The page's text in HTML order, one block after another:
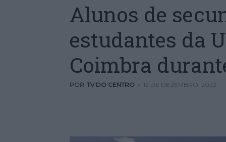
Alunos de
estudantes da
Coimbra
POR TV DO CENTRO - 12 DE DEZEMBRO, 2022